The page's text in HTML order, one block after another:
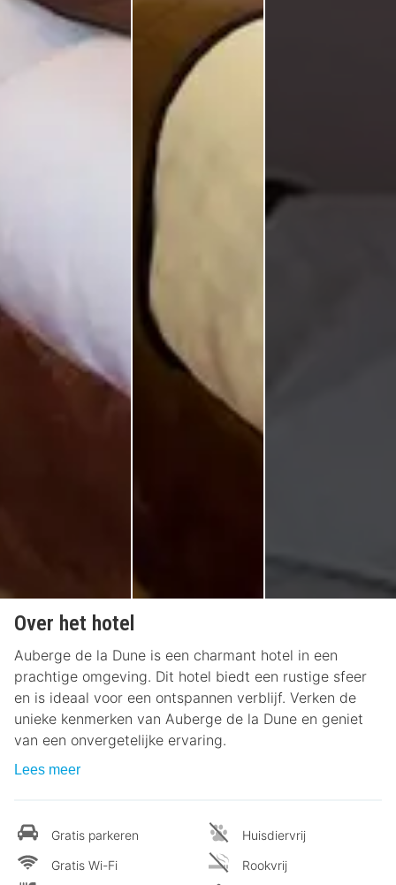
Over het hotel
Auberge de la Dune is een charmant hotel in een
prachtige omgeving. Dit hotel biedt een rustige sfeer
en is ideaal voor een ontspannen verblijf. Verken de
unieke kenmerken van Auberge de la Dune en geniet
van een onvergetelijke ervaring.
Lees meer
Gratis parkeren
Gratis Wi-Fi
Huisdiervrij
Rookvrij